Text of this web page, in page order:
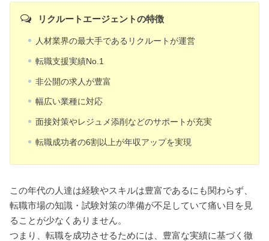
リクルートエージェントの特徴
人材業界の最大手であるリクルートが運営
転職支援実績No.1
非公開の求人が豊富
幅広い業種に対応
面接対策やレジュメ添削などのサポートが充実
転職成功者の6割以上が年収アップを実現
この年代の人達は経験やスキルは豊富であるにも関わらず、
転職市場の知識・試験対策の準備が不足していて痛い目を見
ることが少なくありません。
つまり、転職を成功させるためには、豊富な実績に基づく徹